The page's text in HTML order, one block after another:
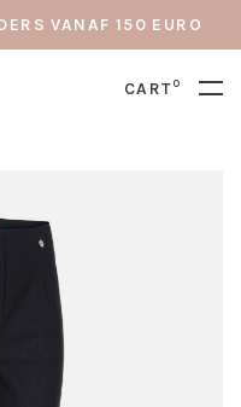
VANAF 150 EURO
CART0